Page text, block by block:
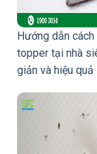
Hướng dẫn
topper tại nhà
giản và hiệu quả